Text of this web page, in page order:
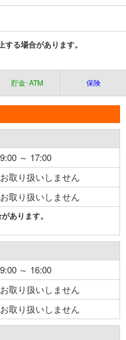
る場合があります。
貯金･ATM 保険
9:00 ～ 17:00
お取り扱いしません
お取り扱いしません
あります。
9:00 ～ 16:00
お取り扱いしません
お取り扱いしません